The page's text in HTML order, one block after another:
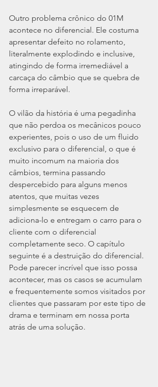
Outro problema crônico do 01M
acontece no diferencial. Ele costuma
apresentar defeito no rolamento,
literalmente explodindo e inclusive,
atingindo de forma irremediável a
carcaça do câmbio que se quebra de
forma irreparável.
O vilão da história é uma pegadinha
que não perdoa os mecânicos pouco
experientes, pois o uso de um fluido
exclusivo para o diferencial, o que é
muito incomum na maioria dos
câmbios, termina passando
despercebido para alguns menos
atentos, que muitas vezes
simplesmente se esquecem de
adiciona-lo e entregam o carro para o
cliente com o diferencial
completamente seco. O capítulo
seguinte é a destruição do diferencial.
Pode parecer incrível que isso possa
acontecer, mas os casos se acumulam
e frequentemente somos visitados por
clientes que passaram por este tipo de
drama e terminam em nossa porta
atrás de uma solução.